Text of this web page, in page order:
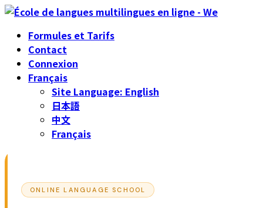
Skip
the
content
Skip
the
Navigation
Formules et Tarifs
Contact
Connexion
Français
Site Language: English
日本語
中文
Français
ONLINE LANGUAGE SCHOOL